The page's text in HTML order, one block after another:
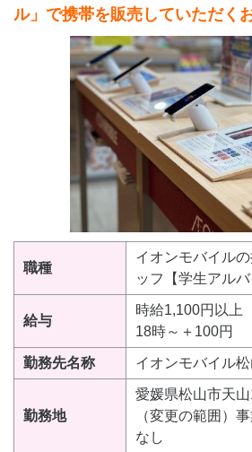
ル」で携帯を販売していただく
職種
イオンモバイル
ッフ【学生アルバ
給与
時給1,100円以上
18時～＋100円
勤務先名称 イオンモバイル
勤務地
愛媛県松山市天
（変更の範囲）
なし